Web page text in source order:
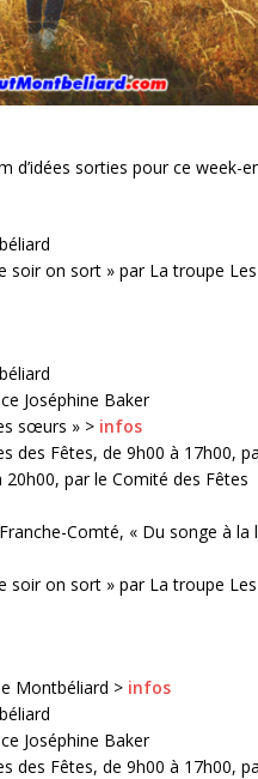
d’idées sorties pour ce week-
soir on sort » par La troupe
Joséphine Baker
sœurs » > infos
des Fêtes, de 9h00 à 17h00,
par le Comité des Fêtes
Comté, « Du songe à
soir on sort » par La troupe
Montbéliard > infos
Joséphine Baker
des Fêtes, de 9h00 à 17h00,